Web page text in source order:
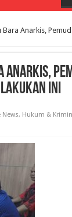
Bara Anarkis,
Anarkis,
ini
News, Hukum &